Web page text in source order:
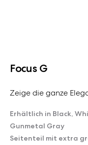
Focus G
Zeige die ganze
Erhältlich in Black,
Gunmetal Gray
Seitenteil mit extra